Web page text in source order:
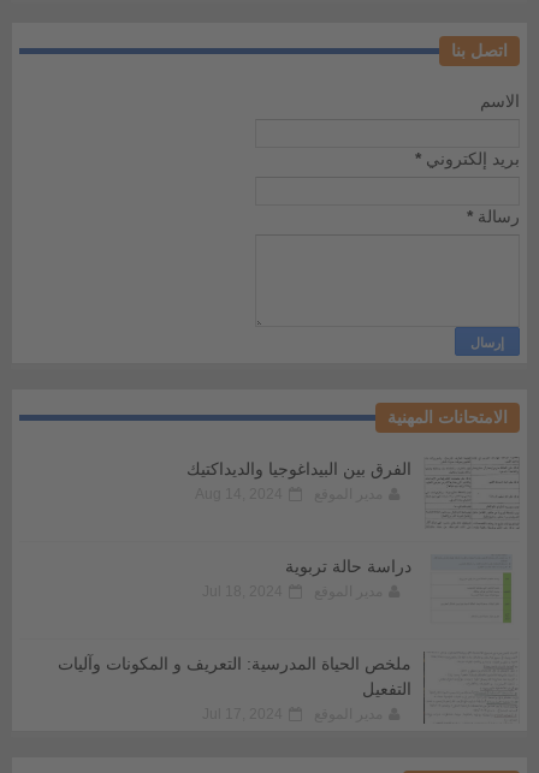
اتصل بنا
الاسم
بريد إلكتروني *
رسالة *
الامتحانات المهنية
الفرق بين البيداغوجيا والديداكتيك
دراسة حالة تربوية
ملخص الحياة المدرسية: التعريف و المكونات وآليات
التفعيل